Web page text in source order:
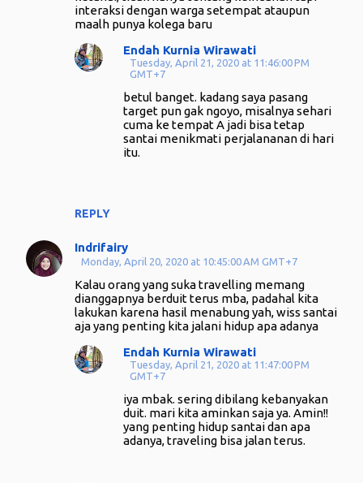
interaksi dengan warga setempat ataupun
maalh punya kolega baru
REPLY
Endah Kurnia Wirawati
Tuesday, April 21, 2020 at 11:46:00 PM
GMT+7
betul banget. kadang saya pasang
target pun gak ngoyo, misalnya sehari
cuma ke tempat A jadi bisa tetap
santai menikmati perjalananan di hari
itu.
Indrifairy
Monday, April 20, 2020 at 10:45:00 AM GMT+7
Kalau orang yang suka travelling memang
dianggapnya berduit terus mba, padahal kita
lakukan karena hasil menabung yah, wiss santai
aja yang penting kita jalani hidup apa adanya
Endah Kurnia Wirawati
Tuesday, April 21, 2020 at 11:47:00 PM
GMT+7
iya mbak. sering dibilang kebanyakan
duit. mari kita aminkan saja ya. Amin!!
yang penting hidup santai dan apa
adanya, traveling bisa jalan terus.